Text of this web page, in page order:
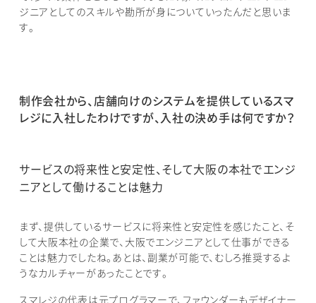
ジニアとしてのスキルや勘所が身についていったんだと思いま
す。
制作会社から、店舗向けのシステムを提供しているスマ
レジに入社したわけですが、入社の決め手は何ですか？
サービスの将来性と安定性、そして大阪の本社でエンジ
ニアとして働けることは魅力
まず、提供しているサービスに将来性と安定性を感じたこと、そ
して大阪本社の企業で、大阪でエンジニアとして仕事ができる
ことは魅力でしたね。あとは、副業が可能で、むしろ推奨するよ
うなカルチャーがあったことです。
スマレジの代表は元プログラマーで、ファウンダーもデザイナー